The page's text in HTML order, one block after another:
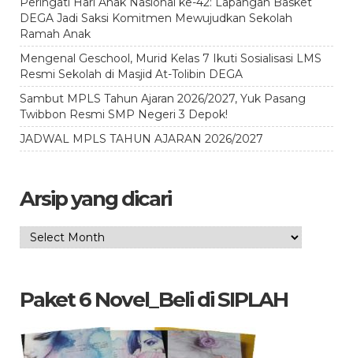
DEGA Jadi Saksi Komitmen Mewujudkan Sekolah
Ramah Anak
Mengenal Geschool, Murid Kelas 7 Ikuti Sosialisasi LMS
Resmi Sekolah di Masjid At-Tolibin DEGA
Sambut MPLS Tahun Ajaran 2026/2027, Yuk Pasang
Twibbon Resmi SMP Negeri 3 Depok!
JADWAL MPLS TAHUN AJARAN 2026/2027
Arsip yang dicari
Arsip
Paket 6 Novel_Beli di SIPLAH